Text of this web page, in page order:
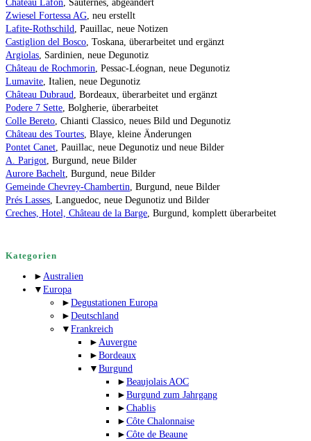
Château Lafon, Sauternes, abgeändert
Zwiesel Fortessa AG, neu erstellt
Lafite-Rothschild, Pauillac, neue Notizen
Castiglion del Bosco, Toskana, überarbeitet und ergänzt
Argiolas, Sardinien, neue Degunotiz
Château de Rochmorin, Pessac-Léognan, neue Degunotiz
Lumavite, Italien, neue Degunotiz
Château Dubraud, Bordeaux, überarbeitet und ergänzt
Podere 7 Sette, Bolgherie, überarbeitet
Colle Bereto, Chianti Classico, neues Bild und Degunotiz
Château des Tourtes, Blaye, kleine Änderungen
Pontet Canet, Pauillac, neue Degunotiz und neue Bilder
A. Parigot, Burgund, neue Bilder
Aurore Bachelt, Burgund, neue Bilder
Gemeinde Chevrey-Chambertin, Burgund, neue Bilder
Prés Lasses, Languedoc, neue Degunotiz und Bilder
Creches, Hotel, Château de la Barge, Burgund, komplett überarbeitet
Kategorien
► Australien
▼ Europa
► Degustationen Europa
► Deutschland
▼ Frankreich
► Auvergne
► Bordeaux
▼ Burgund
► Beaujolais AOC
► Burgund zum Jahrgang
► Chablis
► Côte Chalonnaise
► Côte de Beaune